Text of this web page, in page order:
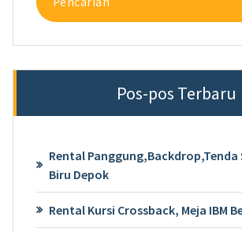
untuk:
Pos-pos Terbaru
Rental
Biru Depok
Rental Kursi Crossback, Meja IBM